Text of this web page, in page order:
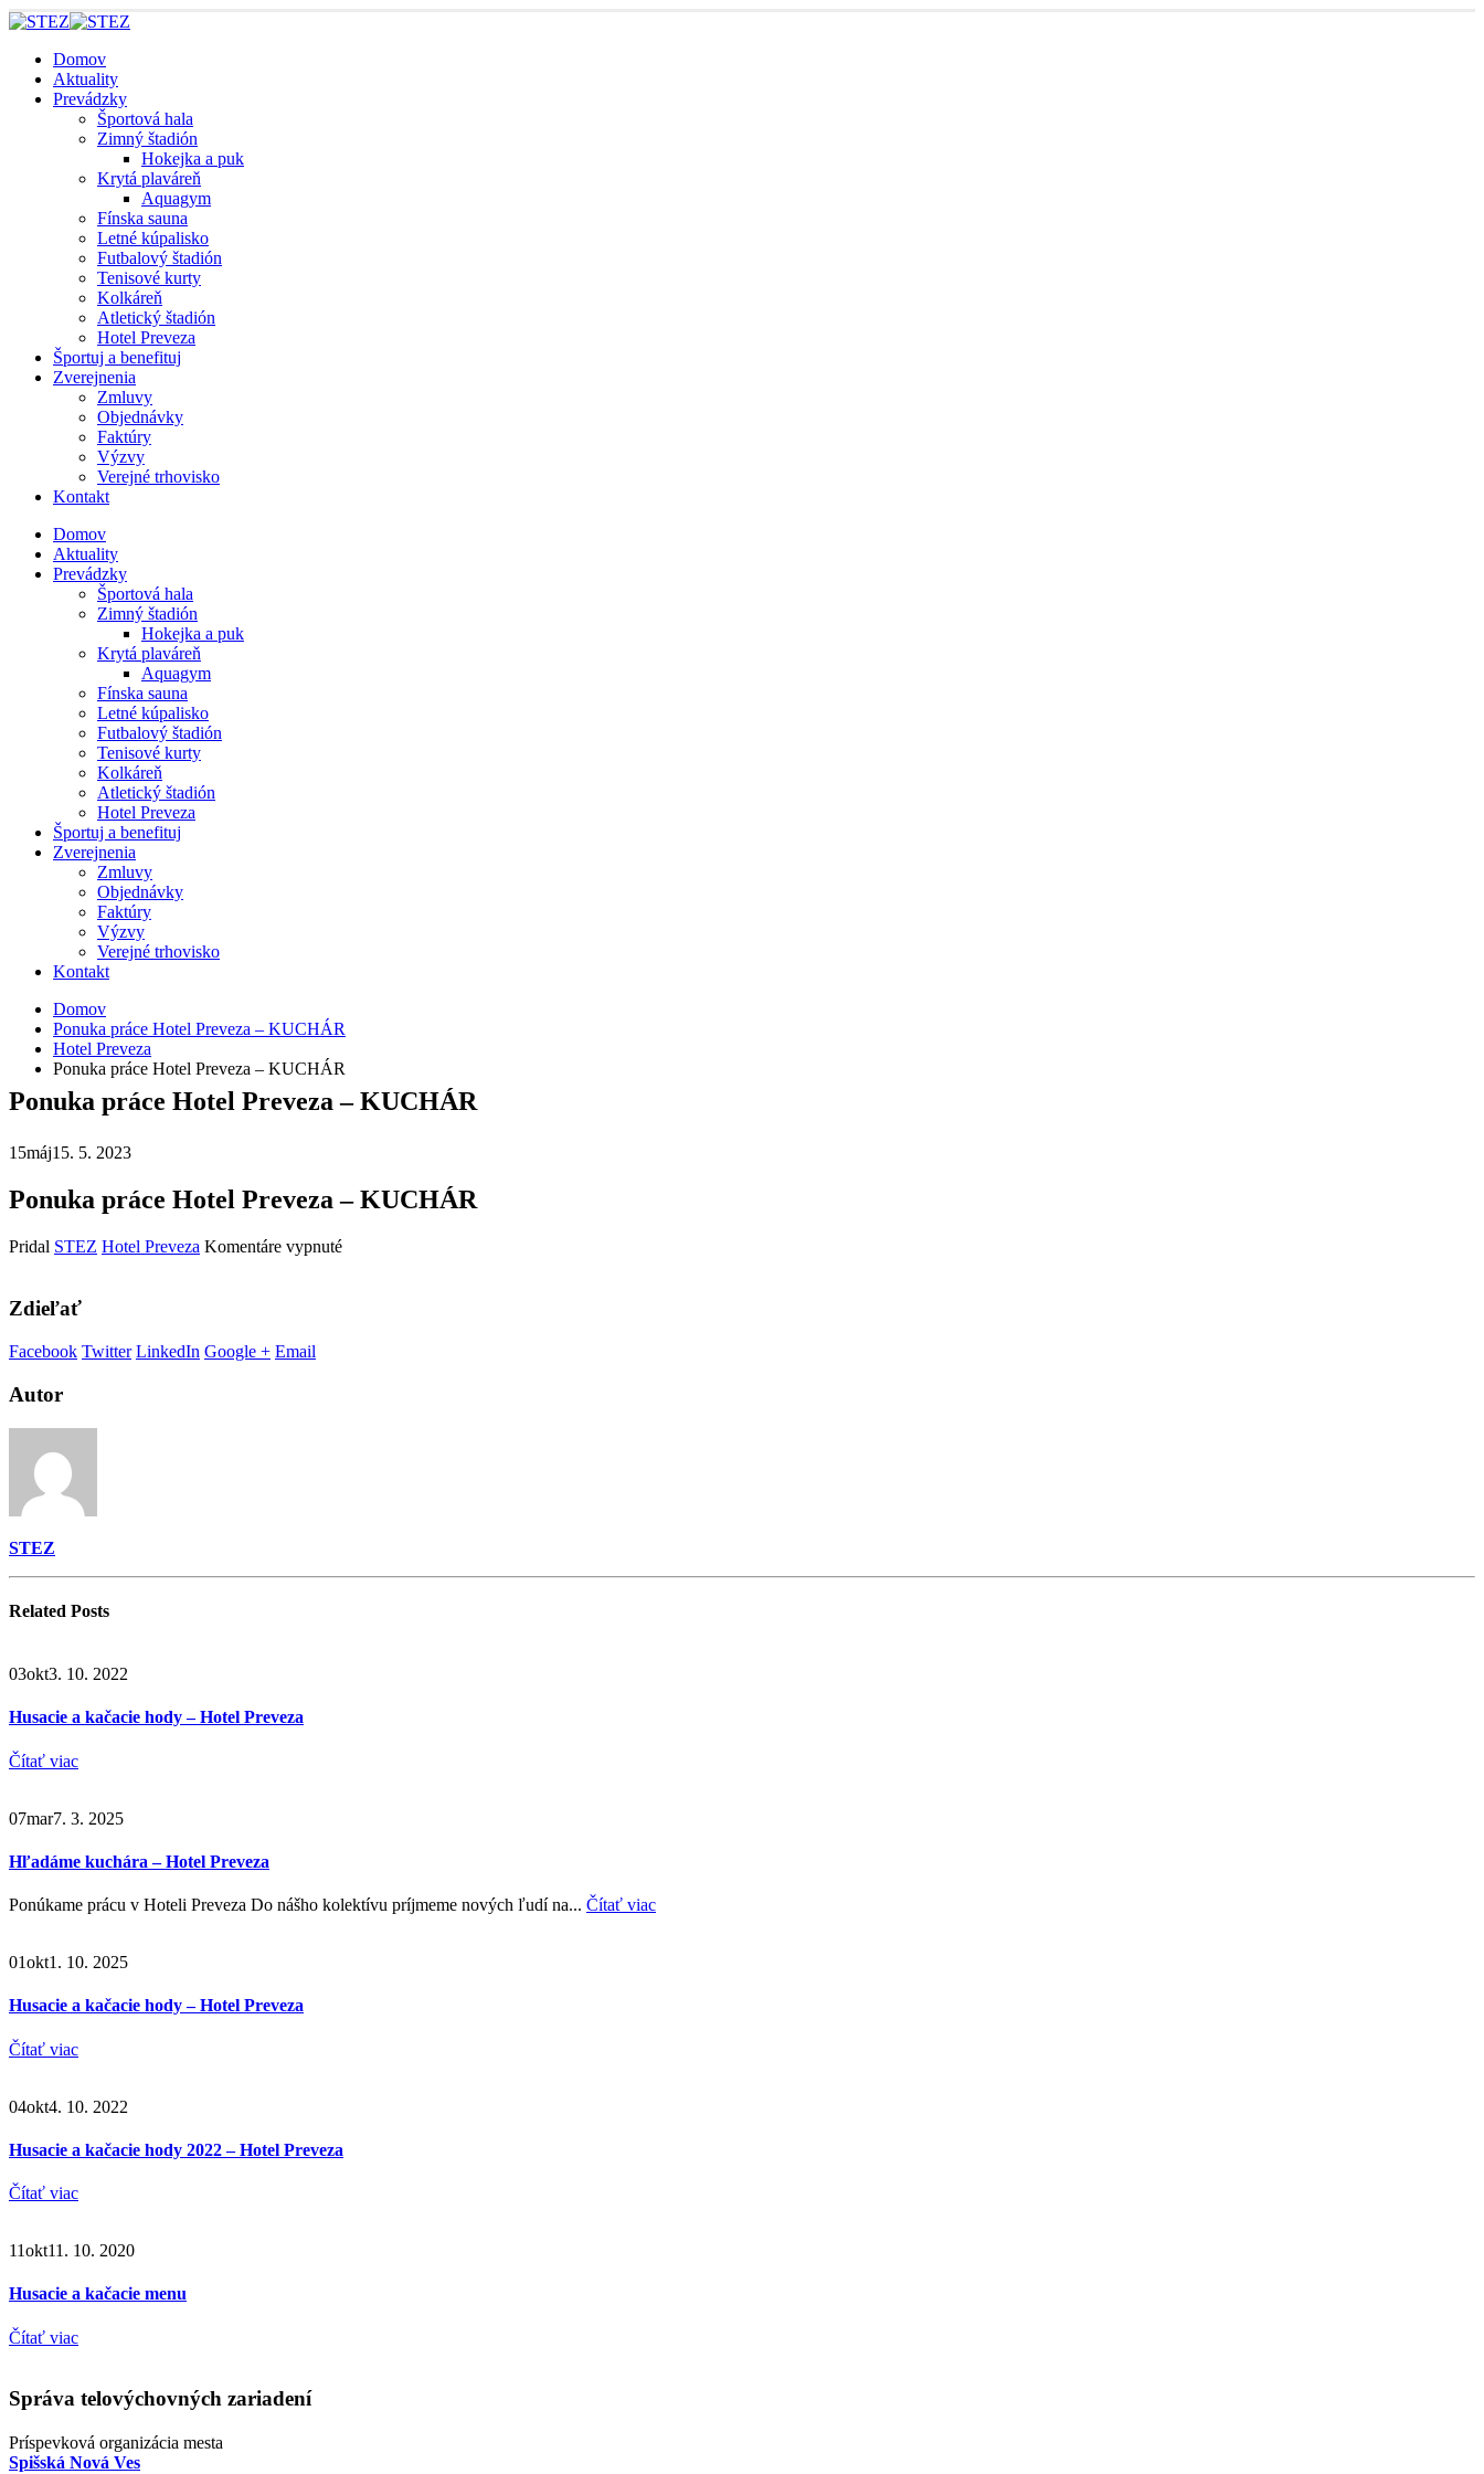
Domov
Aktuality
Prevádzky
Športová hala
Zimný štadión
Hokejka a puk
Krytá plaváreň
Aquagym
Fínska sauna
Letné kúpalisko
Futbalový štadión
Tenisové kurty
Kolkáreň
Atletický štadión
Hotel Preveza
Športuj a benefituj
Zverejnenia
Zmluvy
Objednávky
Faktúry
Výzvy
Verejné trhovisko
Kontakt
Domov
Aktuality
Prevádzky
Športová hala
Zimný štadión
Hokejka a puk
Krytá plaváreň
Aquagym
Fínska sauna
Letné kúpalisko
Futbalový štadión
Tenisové kurty
Kolkáreň
Atletický štadión
Hotel Preveza
Športuj a benefituj
Zverejnenia
Zmluvy
Objednávky
Faktúry
Výzvy
Verejné trhovisko
Kontakt
Domov
Ponuka práce Hotel Preveza – KUCHÁR
Hotel Preveza
Ponuka práce Hotel Preveza – KUCHÁR
Ponuka práce Hotel Preveza – KUCHÁR
15máj15. 5. 2023
Ponuka práce Hotel Preveza – KUCHÁR
Pridal STEZ Hotel Preveza Komentáre vypnuténa
Zdieľať
Facebook Twitter LinkedIn Google + Email
Autor
STEZ
Related Posts
03okt3. 10. 2022
Husacie a kačacie hody – Hotel Preveza
Čítať viac
07mar7. 3. 2025
Hľadáme kuchára – Hotel Preveza
Ponúkame prácu v Hoteli Preveza Do nášho kolektívu príjmeme nových ľudí na... Čítať viac
01okt1. 10. 2025
Husacie a kačacie hody – Hotel Preveza
Čítať viac
04okt4. 10. 2022
Husacie a kačacie hody 2022 – Hotel Preveza
Čítať viac
11okt11. 10. 2020
Husacie a kačacie menu
Čítať viac
Správa telovýchovných zariadení
Príspevková organizácia mesta
Spišská Nová Ves